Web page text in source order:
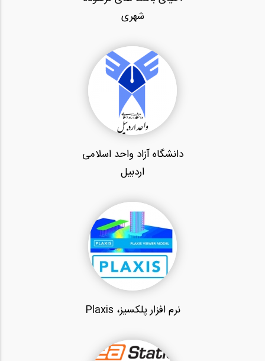
شهری
دانشگاه آزاد واحد اسلامی
اردبیل
نرم افزار پلکسیز، Plaxis